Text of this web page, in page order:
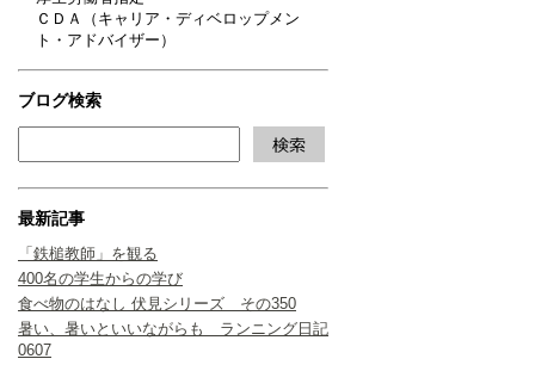
ＣＤＡ（キャリア・ディベロップメン
ト・アドバイザー）
ブログ検索
最新記事
「鉄槌教師」を観る
400名の学生からの学び
食べ物のはなし 伏見シリーズ その350
暑い、暑いといいながらも ランニング日記
0607